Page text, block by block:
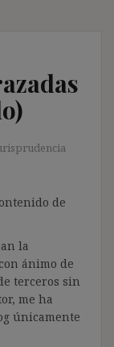
de
la
ánimo de
terceros sin
me ha
únicamente